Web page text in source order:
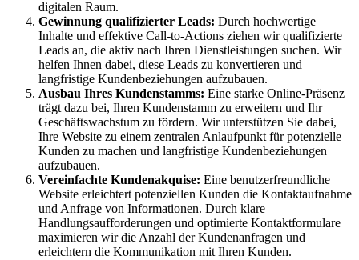
digitalen Raum.
Gewinnung qualifizierter Leads: Durch hochwertige
Inhalte und effektive Call-to-Actions ziehen wir qualifizierte
Leads an, die aktiv nach Ihren Dienstleistungen suchen. Wir
helfen Ihnen dabei, diese Leads zu konvertieren und
langfristige Kundenbeziehungen aufzubauen.
Ausbau Ihres Kundenstamms: Eine starke Online-Präsenz
trägt dazu bei, Ihren Kundenstamm zu erweitern und Ihr
Geschäftswachstum zu fördern. Wir unterstützen Sie dabei,
Ihre Website zu einem zentralen Anlaufpunkt für potenzielle
Kunden zu machen und langfristige Kundenbeziehungen
aufzubauen.
Vereinfachte Kundenakquise: Eine benutzerfreundliche
Website erleichtert potenziellen Kunden die Kontaktaufnahme
und Anfrage von Informationen. Durch klare
Handlungsaufforderungen und optimierte Kontaktformulare
maximieren wir die Anzahl der Kundenanfragen und
erleichtern die Kommunikation mit Ihren Kunden.